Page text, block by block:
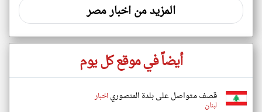
المزيد من اخبار مصر
أيضاً في موقع كل يوم
قصف متواصل على بلدة المنصورياخبار
لبنان